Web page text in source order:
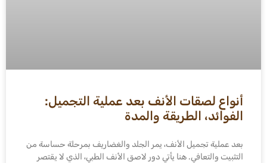
أنواع لصقات الأنف بعد عملية التجميل:
الفوائد، الطريقة والمدة
بعد عملية تجميل الأنف، يمر الجلد والغضاريف بمرحلة حساسة من
التثبيت والتعافي. هنا يأتي دور لاصق الأنف الطبي، الذي لا يقتصر